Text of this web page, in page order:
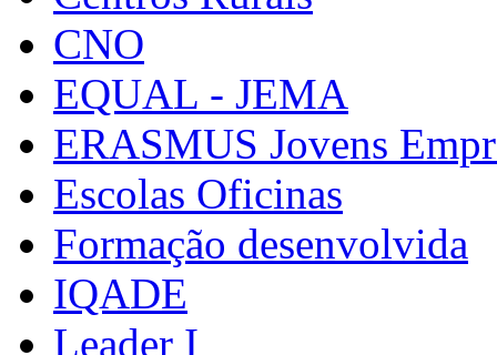
CNO
EQUAL - JEMA
ERASMUS Jovens
Escolas Oficinas
Formação desenvolvida
IQADE
Leader I